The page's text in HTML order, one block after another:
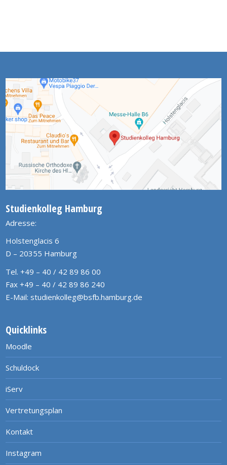
Studienkolleg Hamburg
Adresse:
Holstenglacis 6
D – 20355 Hamburg
Tel. +49 – 40 / 42 89 86 00
Fax +49 – 40 / 42 89 86 240
E-Mail: studienkolleg@bsfb.hamburg.de
Quicklinks
Moodle
Schuldock
iServ
Vertretungsplan
Kontakt
Instagram